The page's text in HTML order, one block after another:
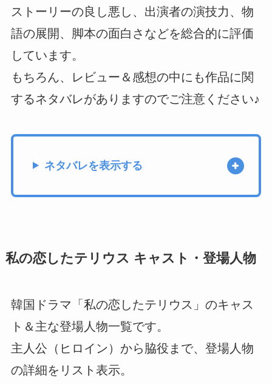
ストーリーの良し悪し、出演者の演技力、物
語の展開、脚本の面白さなどを総合的に評価
しています。
もちろん、レビュー＆感想の中にも作品に関
するネタバレがありますのでご注意ください♪
ネタバレを表示する
私の恋したテリウス キャスト・登場人物
韓国ドラマ「私の恋したテリウス」のキャス
ト＆主な登場人物一覧です。
主人公（ヒロイン）から脇役まで、登場人物
の詳細をリスト表示。